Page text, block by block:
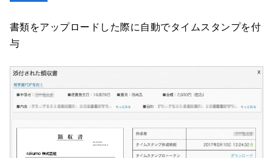
書類をアップロードした際に自動でタイムスタンプを付
与